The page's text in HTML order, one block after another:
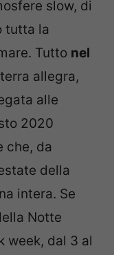
slow, di
tutta la
Tutto nel
allegra,
alle
2020
che, da
della
intera. Se
Notte
week, dal 3 al